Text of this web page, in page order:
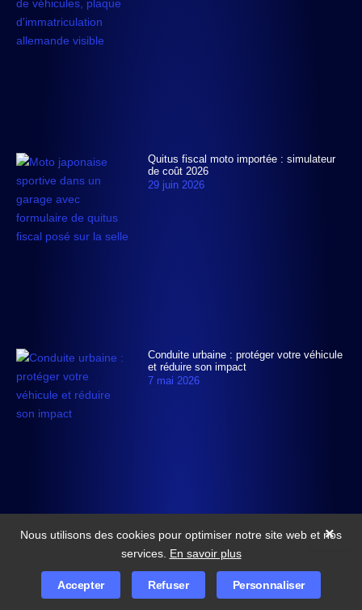
Quitus fiscal moto importée : simulateur
de coût 2026
29 juin 2026
Conduite urbaine : protéger votre véhicule
et réduire son impact
7 mai 2026
×
Nous utilisons des cookies pour optimiser notre site web et nos
services. En savoir plus
Accepter Refuser Personnaliser